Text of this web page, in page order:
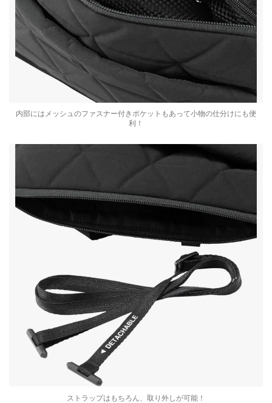
内部にはメッシュのファスナー付きポケットもあって小物の仕分けにも便
利！
ストラップはもちろん、取り外しが可能！